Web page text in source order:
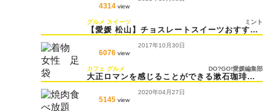
4314 view
【愛媛 松山】チョスレートスイーツおすすめ
グルメ スイーツ ミント
6076 view
2017年10月30日
大正ロマンを感じることができる漱石珈琲店
カフェ グルメ DO?GO!愛媛編集部
5145 view
2020年04月27日